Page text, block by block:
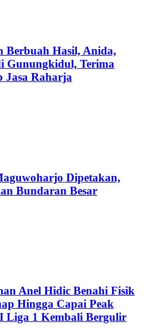
Berbuah Hasil, Anida,
Gunungkidul, Terima
Jasa Raharja
Dipetakan,
Bundaran Besar
Anel Hidic Benahi Fisik
Hingga Capai Peak
Liga 1 Kembali Bergulir